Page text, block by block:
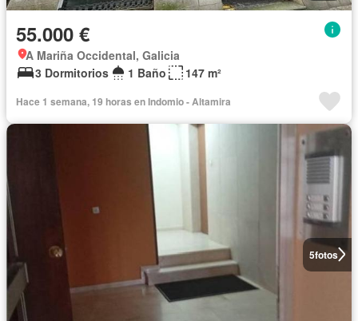
55.000 €
A Mariña Occidental, Galicia
3 Dormitorios
1 Baño 147 m²
Hace 1 semana, 19 horas en Indomio - Altamira
5fotos